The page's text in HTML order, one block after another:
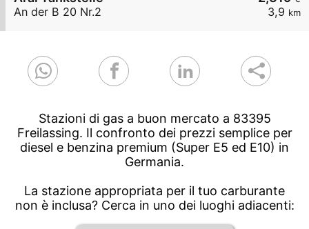
3,9 km
An der B 20 Nr.2
Stazioni di gas a buon mercato a 83395
Freilassing. Il confronto dei prezzi semplice per
diesel e benzina premium (Super E5 ed E10) in
Germania.
La stazione appropriata per il tuo carburante
non è inclusa? Cerca in uno dei luoghi adiacenti: